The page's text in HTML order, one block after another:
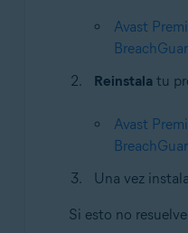
Avast
Reinstalatu
Avast
Una vez
Si esto no